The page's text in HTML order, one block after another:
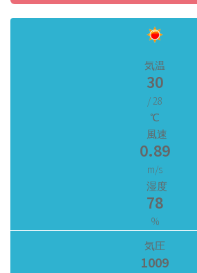
気温
30
/ 28
℃
風速
0.89
m/s
湿度
78
%
気圧
1009